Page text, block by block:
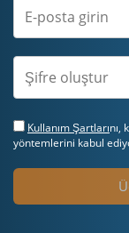
Kullanım Şartlarını,
yöntemlerini kabul